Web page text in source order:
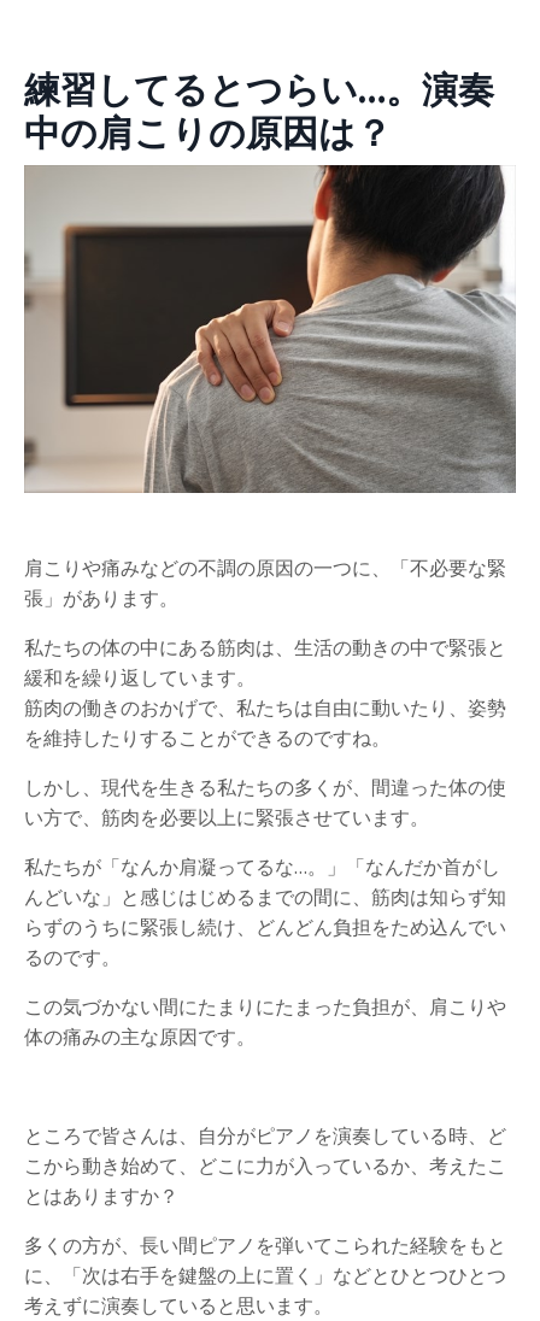
練習してるとつらい…。演奏
中の肩こりの原因は？
肩こりや痛みなどの不調の原因の一つに、「不必要な緊
張」があります。
私たちの体の中にある筋肉は、生活の動きの中で緊張と
緩和を繰り返しています。
筋肉の働きのおかげで、私たちは自由に動いたり、姿勢
を維持したりすることができるのですね。
しかし、現代を生きる私たちの多くが、間違った体の使
い方で、筋肉を必要以上に緊張させています。
私たちが「なんか肩凝ってるな…。」「なんだか首がし
んどいな」と感じはじめるまでの間に、筋肉は知らず知
らずのうちに緊張し続け、どんどん負担をため込んでい
るのです。
この気づかない間にたまりにたまった負担が、肩こりや
体の痛みの主な原因です。
ところで皆さんは、自分がピアノを演奏している時、ど
こから動き始めて、どこに力が入っているか、考えたこ
とはありますか？
多くの方が、長い間ピアノを弾いてこられた経験をもと
に、「次は右手を鍵盤の上に置く」などとひとつひとつ
考えずに演奏していると思います。